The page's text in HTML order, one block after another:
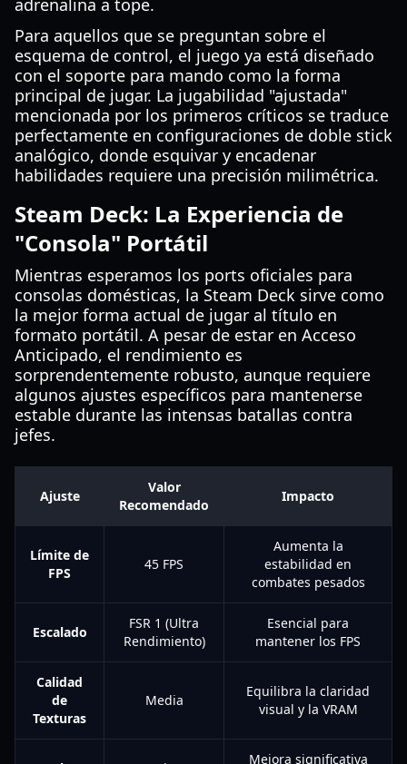
adrenalina a tope.
Para aquellos que se preguntan sobre el
esquema de control, el juego ya está diseñado
con el soporte para mando como la forma
principal de jugar. La jugabilidad "ajustada"
mencionada por los primeros críticos se traduce
perfectamente en configuraciones de doble stick
analógico, donde esquivar y encadenar
habilidades requiere una precisión milimétrica.
Steam Deck: La Experiencia de
"Consola" Portátil
Mientras esperamos los ports oficiales para
consolas domésticas, la Steam Deck sirve como
la mejor forma actual de jugar al título en
formato portátil. A pesar de estar en Acceso
Anticipado, el rendimiento es
sorprendentemente robusto, aunque requiere
algunos ajustes específicos para mantenerse
estable durante las intensas batallas contra
jefes.
Ajuste
Valor
Recomendado
Impacto
Límite de
FPS
45 FPS
Aumenta la
estabilidad en
combates pesados
Escalado
FSR 1 (Ultra
Rendimiento)
Esencial para
mantener los FPS
Calidad
de
Texturas
Media
Equilibra la claridad
visual y la VRAM
Mejora significativa